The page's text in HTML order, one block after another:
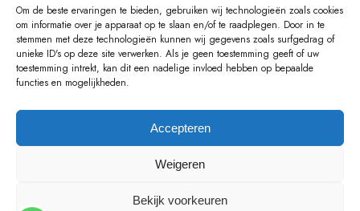
Om de beste ervaringen te bieden, gebruiken wij technologieën zoals cookies
om informatie over je apparaat op te slaan en/of te raadplegen. Door in te
stemmen met deze technologieën kunnen wij gegevens zoals surfgedrag of
unieke ID's op deze site verwerken. Als je geen toestemming geeft of uw
toestemming intrekt, kan dit een nadelige invloed hebben op bepaalde
functies en mogelijkheden.
Accepteren
Weigeren
Bekijk voorkeuren
CONTACT
Vragen of wensen? Neem contact op!
+31 (0)6 229 021 29
© 2023 , All Rights Reserved